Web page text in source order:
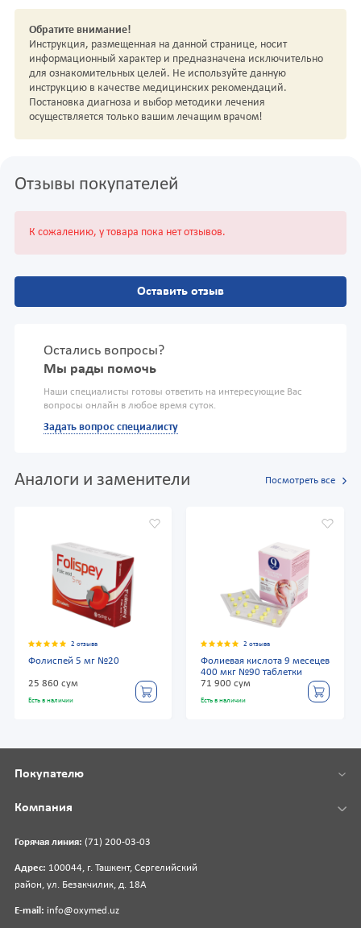
Обратите внимание!
Инструкция, размещенная на данной странице, носит
информационный характер и предназначена исключительно
для ознакомительных целей. Не используйте данную
инструкцию в качестве медицинских рекомендаций.
Постановка диагноза и выбор методики лечения
осуществляется только вашим лечащим врачом!
Отзывы покупателей
К сожалению, у товара пока нет отзывов.
Оставить отзыв
Остались вопросы?
Мы рады помочь
Наши специалисты готовы ответить на интересующие Вас
вопросы онлайн в любое время суток.
Задать вопрос специалисту
Аналоги и заменители Посмотреть все
2 отзыва
Фолиспей 5 мг №20
25 860 сум
Есть в наличии
2 отзыва
Фолиевая кислота 9 месецев
400 мкг №90 таблетки
71 900 сум
Есть в наличии
Горячая линия: (71) 200-03-03
Адрес: 100044, г. Ташкент, Сергелийский
район, ул. Безакчилик, д. 18А
E-mail: info@oxymed.uz
Покупателю
Компания